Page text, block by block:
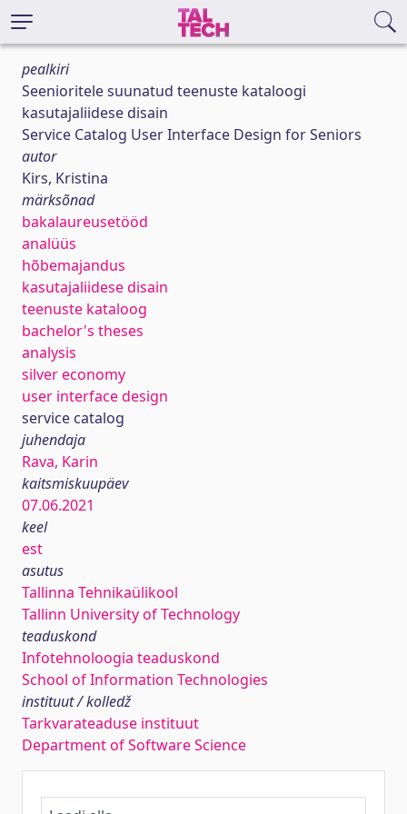
pealkiri
Seenioritele suunatud teenuste kataloogi
kasutajaliidese disain
Service Catalog User Interface Design for Seniors
autor
Kirs, Kristina
märksõnad
bakalaureusetööd
analüüs
hõbemajandus
kasutajaliidese disain
teenuste kataloog
bachelor's theses
analysis
silver economy
user interface design
service catalog
juhendaja
Rava, Karin
kaitsmiskuupäev
07.06.2021
keel
est
asutus
Tallinna Tehnikaülikool
Tallinn University of Technology
teaduskond
Infotehnoloogia teaduskond
School of Information Technologies
instituut / kolledž
Tarkvarateaduse instituut
Department of Software Science